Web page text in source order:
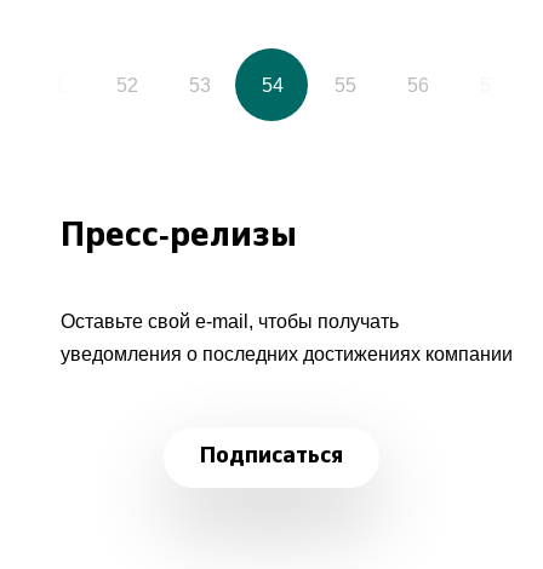
52 53 54 55 56
Пресс-релизы
Оставьте свой e-mail, чтобы получать
уведомления о последних достижениях компании
Подписаться